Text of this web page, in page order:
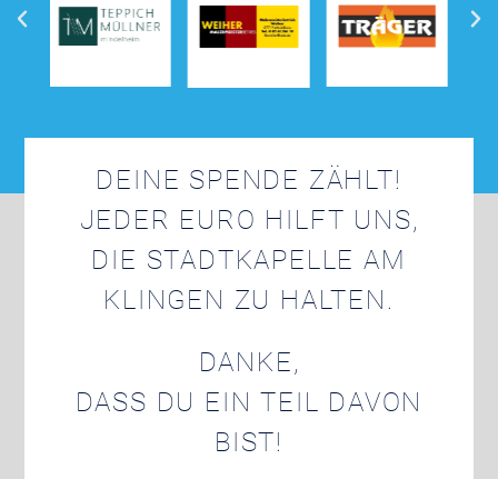
DEINE SPENDE ZÄHLT!
JEDER EURO HILFT UNS,
DIE STADTKAPELLE AM
KLINGEN ZU HALTEN.
DANKE,
DASS DU EIN TEIL DAVON
BIST!